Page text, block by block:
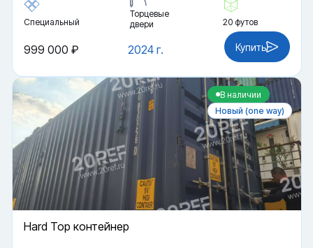
Специальный
Торцевые
двери
20 футов
2024 г.
999 000 ₽ Купить
В наличии
Новый (one way)
Hard Top контейнер